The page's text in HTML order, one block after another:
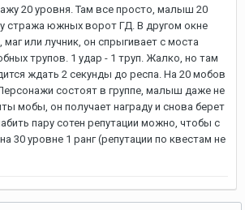
20 уровня. Там все просто, малыш 20
стража южных ворот ГД. В другом окне
или лучник, он спрыгивает с моста
трупов. 1 удар - 1 труп. Жалко, но там
ждать 2 секунды до респа. На 20 мобов
состоят в группе, малыш даже не
мобы, он получает награду и снова берет
пару сотен репутации можно, чтобы с
30 уровне 1 ранг (репутации по квестам не